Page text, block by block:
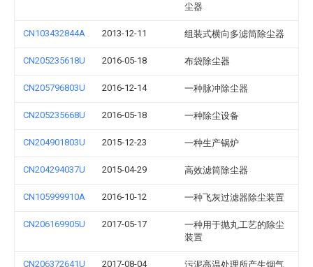
尘器
CN103432844A 2013-12-11 组装式横向多滤筒除尘器
CN205235618U 2016-05-18 布袋除尘器
CN205796803U 2016-12-14 一种脉冲除尘器
CN205235668U 2016-05-18 一种除尘设备
CN204901803U 2015-12-23 一种生产锅炉
CN204294037U 2015-04-29 高效滤筒除尘器
CN105999910A 2016-10-12 一种飞灰过滤器除尘装置
CN206169905U 2017-05-17
一种用于抛丸工艺的除尘
装置
CN206372641U 2017-08-04
污泥高温处理所产生烟气